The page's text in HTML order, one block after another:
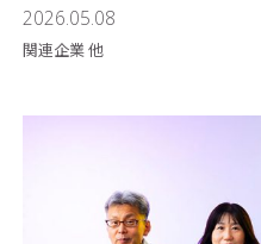
2026.05.08
関連企業 他